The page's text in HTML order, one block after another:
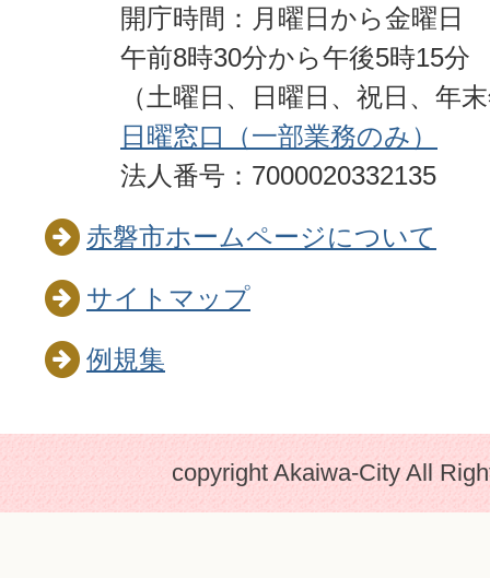
開庁時間：月曜日から金曜日
午前8時30分から午後5時15分
（土曜日、日曜日、祝日、年
日曜窓口（一部業務のみ）
法人番号：7000020332135
赤磐市ホームページについて
サイトマップ
例規集
copyright Akaiwa-City All